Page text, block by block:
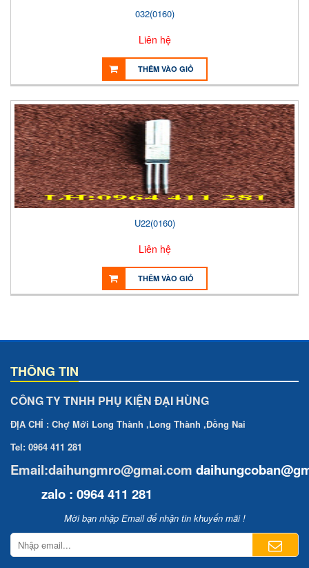
032(0160)
Liên hệ
THÊM VÀO GIỎ
U22(0160)
Liên hệ
THÊM VÀO GIỎ
THÔNG TIN
CÔNG TY TNHH PHỤ KIỆN ĐẠI HÙNG
ĐỊA CHỈ : Chợ Mới Long Thành ,Long Thành ,Đồng Nai
Tel: 0964 411 281
Email:daihungmro@gmai.com daihungcoban
zalo : 0964 411 281
Mời bạn nhập Email để nhận tin khuyến mãi !